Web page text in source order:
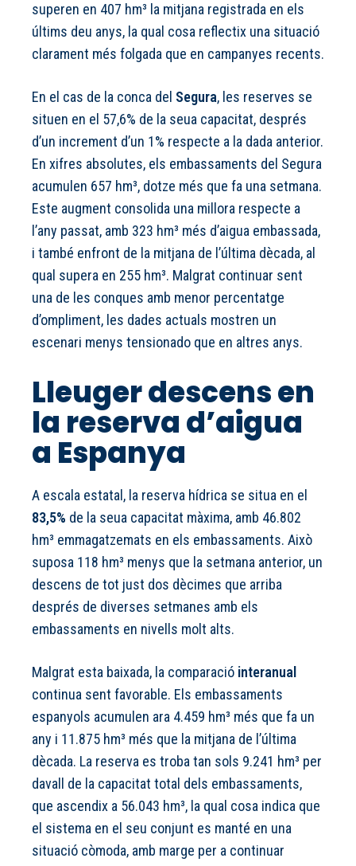
superen en 407 hm³ la mitjana registrada en els
últims deu anys, la qual cosa reflectix una situació
clarament més folgada que en campanyes recents.
En el cas de la conca del Segura, les reserves se
situen en el 57,6% de la seua capacitat, després
d’un increment d’un 1% respecte a la dada anterior.
En xifres absolutes, els embassaments del Segura
acumulen 657 hm³, dotze més que fa una setmana.
Este augment consolida una millora respecte a
l’any passat, amb 323 hm³ més d’aigua embassada,
i també enfront de la mitjana de l’última dècada, al
qual supera en 255 hm³. Malgrat continuar sent
una de les conques amb menor percentatge
d’ompliment, les dades actuals mostren un
escenari menys tensionado que en altres anys.
Lleuger descens en
la reserva d’aigua
a Espanya
A escala estatal, la reserva hídrica se situa en el
83,5% de la seua capacitat màxima, amb 46.802
hm³ emmagatzemats en els embassaments. Això
suposa 118 hm³ menys que la setmana anterior, un
descens de tot just dos dècimes que arriba
després de diverses setmanes amb els
embassaments en nivells molt alts.
Malgrat esta baixada, la comparació interanual
continua sent favorable. Els embassaments
espanyols acumulen ara 4.459 hm³ més que fa un
any i 11.875 hm³ més que la mitjana de l’última
dècada. La reserva es troba tan sols 9.241 hm³ per
davall de la capacitat total dels embassaments,
que ascendix a 56.043 hm³, la qual cosa indica que
el sistema en el seu conjunt es manté en una
situació còmoda, amb marge per a continuar